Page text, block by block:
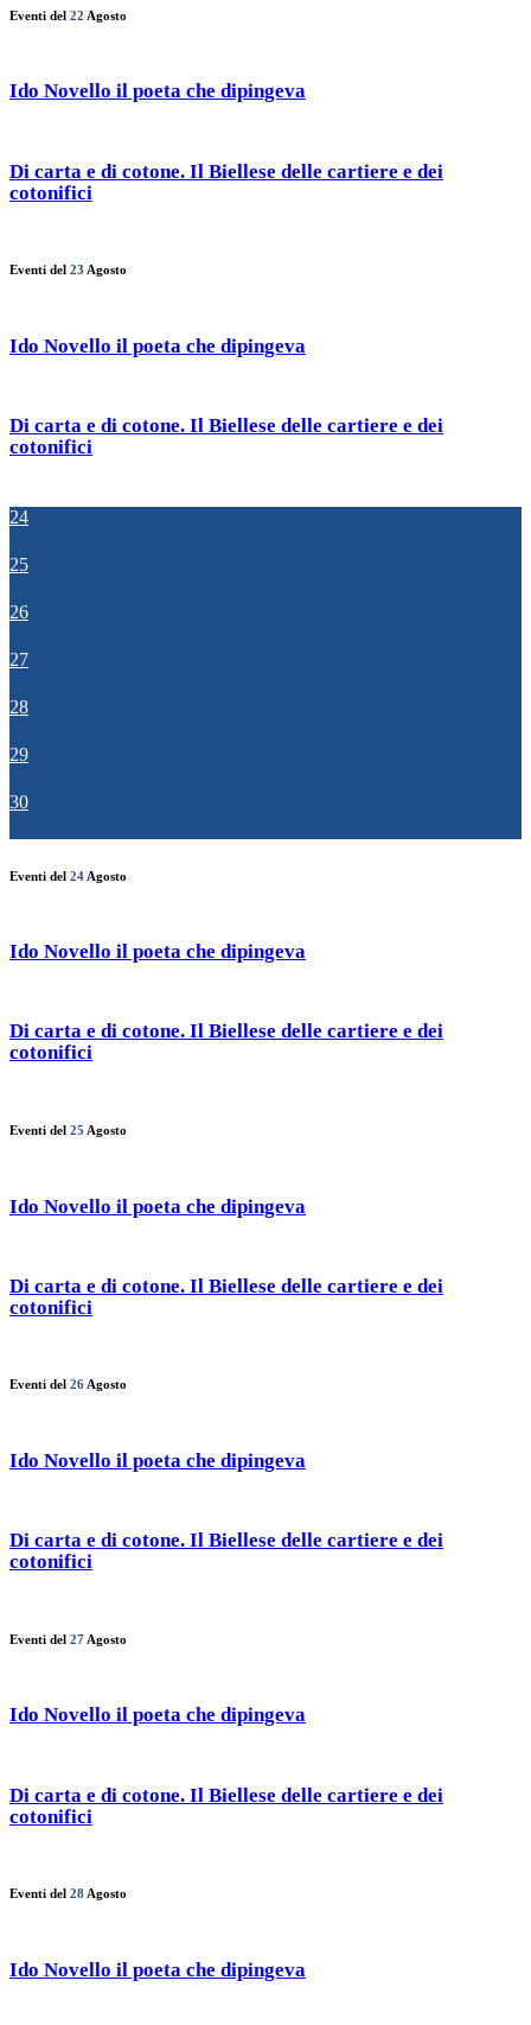
Eventi del 22 Agosto
Ido Novello il poeta che dipingeva
Di carta e di cotone. Il Biellese delle cartiere e dei
cotonifici
Eventi del 23 Agosto
Ido Novello il poeta che dipingeva
Di carta e di cotone. Il Biellese delle cartiere e dei
cotonifici
24
25
26
27
28
29
30
Eventi del 24 Agosto
Ido Novello il poeta che dipingeva
Di carta e di cotone. Il Biellese delle cartiere e dei
cotonifici
Eventi del 25 Agosto
Ido Novello il poeta che dipingeva
Di carta e di cotone. Il Biellese delle cartiere e dei
cotonifici
Eventi del 26 Agosto
Ido Novello il poeta che dipingeva
Di carta e di cotone. Il Biellese delle cartiere e dei
cotonifici
Eventi del 27 Agosto
Ido Novello il poeta che dipingeva
Di carta e di cotone. Il Biellese delle cartiere e dei
cotonifici
Eventi del 28 Agosto
Ido Novello il poeta che dipingeva